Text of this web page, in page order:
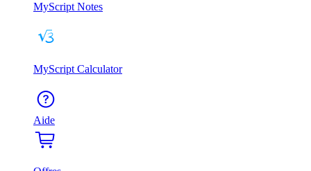
MyScript Notes
MyScript Calculator
Aide